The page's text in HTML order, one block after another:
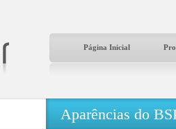
Página Inicial
Aparências do